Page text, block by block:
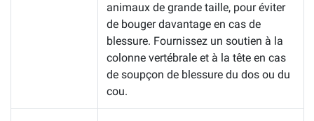
animaux de grande taille, pour éviter
de bouger davantage en cas de
blessure. Fournissez un soutien à la
colonne vertébrale et à la tête en cas
de soupçon de blessure du dos ou du
cou.